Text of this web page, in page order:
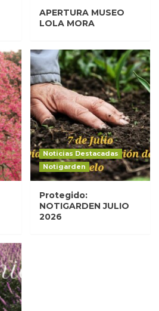
APERTURA MUSEO
LOLA MORA
Noticias Destacadas
Notigarden
Protegido:
NOTIGARDEN JULIO
2026